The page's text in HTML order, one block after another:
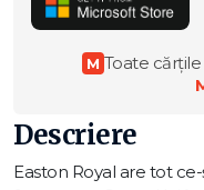
M Toate
Descriere
Easton Royal are tot